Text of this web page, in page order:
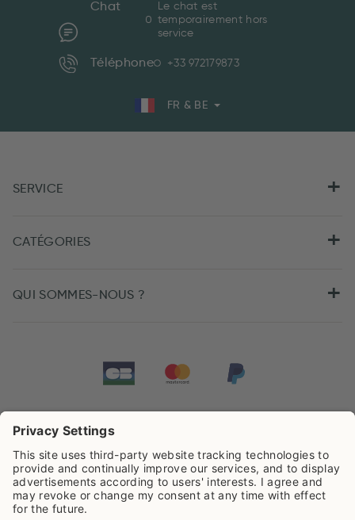
Chat
Le chat est
temporairement hors
service
Téléphone +33 972179873
FR & BE
SERVICE
CATÉGORIES
QUI SOMMES-NOUS ?